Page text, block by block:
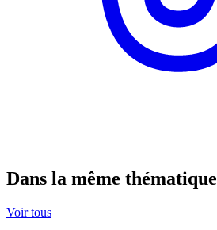
Dans la même thématique
Voir tous